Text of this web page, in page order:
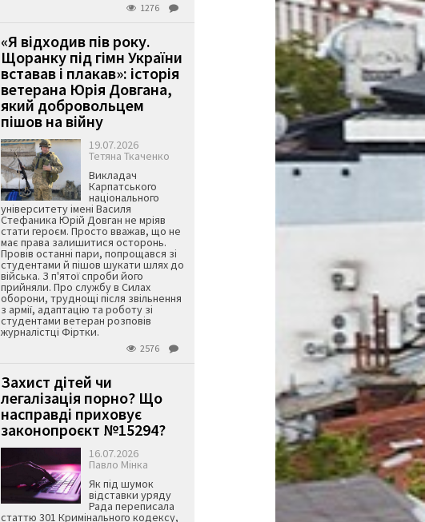
1276
«Я відходив пів року.
Щоранку під гімн України
вставав і плакав»: історія
ветерана Юрія Довгана,
який добровольцем
пішов на війну
19.07.2026
Тетяна Ткаченко
Викладач
Карпатського
національного
університету імені Василя
Стефаника Юрій Довган не мріяв
стати героєм. Просто вважав, що не
має права залишитися осторонь.
Провів останні пари, попрощався зі
студентами й пішов шукати шлях до
війська. З п'ятої спроби його
прийняли. Про службу в Силах
оборони, труднощі після звільнення
з армії, адаптацію та роботу зі
студентами ветеран розповів
журналістці Фіртки.
2576
Захист дітей чи
легалізація порно? Що
насправді приховує
законопроєкт №15294?
16.07.2026
Павло Мінка
Як під шумок
відставки уряду
Рада переписала
статтю 301 Кримінального кодексу,